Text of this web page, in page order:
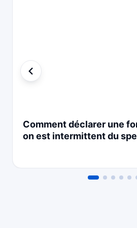
Comment déclarer une
on est intermittent du